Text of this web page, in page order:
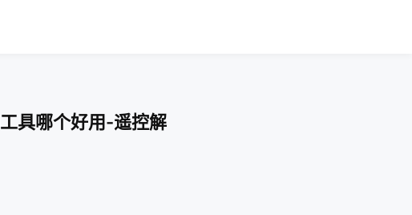
具哪个好用-遥控解